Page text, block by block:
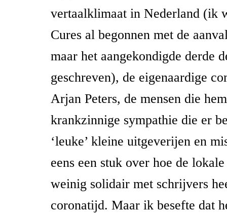
vertaalklimaat in Nederland (ik
Cures al begonnen met de
maar het aangekondigde derde
geschreven), de eigenaardige
Arjan Peters, de mensen die
krankzinnige sympathie die er
‘leuke’ kleine uitgeverijen en
eens een stuk over hoe de
weinig solidair met schrijvers
coronatijd. Maar ik besefte dat